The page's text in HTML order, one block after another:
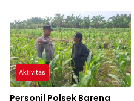
Aktivitas
Personil Polsek Bareng